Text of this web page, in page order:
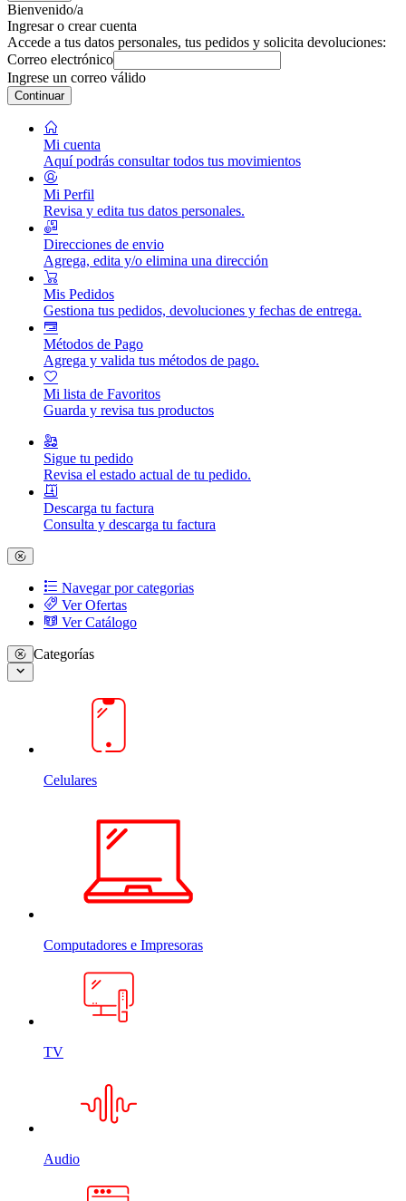
Bienvenido/a
Ingresar o crear cuenta
Accede a tus datos personales, tus pedidos y solicita devoluciones:
Correo electrónico
Ingrese un correo válido
Continuar
Mi cuenta
Aquí podrás consultar todos tus movimientos
Mi Perfil
Revisa y edita tus datos personales.
Direcciones de envio
Agrega, edita y/o elimina una dirección
Mis Pedidos
Gestiona tus pedidos, devoluciones y fechas de entrega.
Métodos de Pago
Agrega y valida tus métodos de pago.
Mi lista de Favoritos
Guarda y revisa tus productos
Sigue tu pedido
Revisa el estado actual de tu pedido.
Descarga tu factura
Consulta y descarga tu factura
Navegar por categorias
Ver Ofertas
Ver Catálogo
Categorías
Celulares
Computadores e Impresoras
TV
Audio